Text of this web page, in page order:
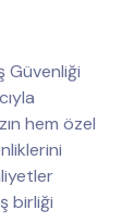
Güvenliği
hem özel
birliği